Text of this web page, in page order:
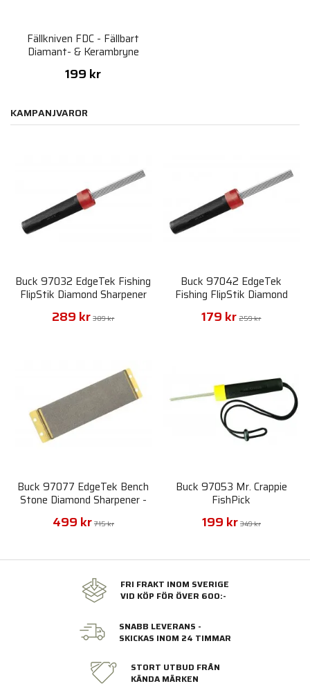
Fällkniven FDC - Fällbart
Diamant- & Kerambryne
199 kr
KAMPANJVAROR
Buck 97032 EdgeTek Fishing
FlipStik Diamond Sharpener
289 kr 389 kr
Buck 97042 EdgeTek
Fishing FlipStik Diamond
Sharpener
179 kr 259 kr
Buck 97077 EdgeTek Bench
Stone Diamond Sharpener -
Course Grit
499 kr 715 kr
Buck 97053 Mr. Crappie
FishPick
199 kr 349 kr
FRI FRAKT INOM SVERIGE
VID KÖP FÖR ÖVER 600:-
SNABB LEVERANS -
SKICKAS INOM 24 TIMMAR
STORT UTBUD FRÅN
KÄNDA MÄRKEN